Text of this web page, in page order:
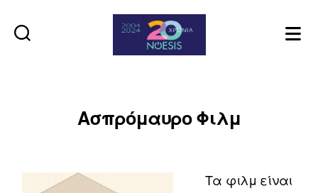
Ασπρόμαυρο Φιλμ
Τα φιλμ είναι